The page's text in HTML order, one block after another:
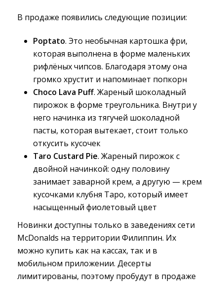
В продаже появились следующие позиции:
Poptato. Это необычная картошка фри,
которая выполнена в форме маленьких
рифлёных чипсов. Благодаря этому она
громко хрустит и напоминает попкорн
Choco Lava Puff. Жареный шоколадный
пирожок в форме треугольника. Внутри у
него начинка из тягучей шоколадной
пасты, которая вытекает, стоит только
откусить кусочек
Taro Custard Pie. Жареный пирожок с
двойной начинкой: одну половину
занимает заварной крем, а другую — крем
кусочками клубня Таро, который имеет
насыщенный фиолетовый цвет
Новинки доступны только в заведениях сети
McDonalds на территории Филиппин. Их
можно купить как на кассах, так и в
мобильном приложении. Десерты
лимитированы, поэтому пробудут в продаже